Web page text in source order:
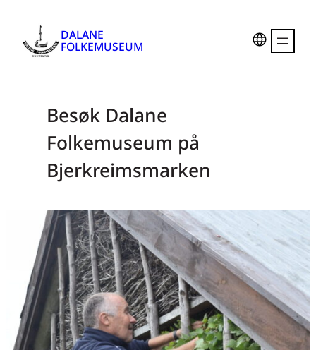
innhold
DALANE
FOLKEMUSEUM
Besøk Dalane
Folkemuseum på
Bjerkreimsmarken